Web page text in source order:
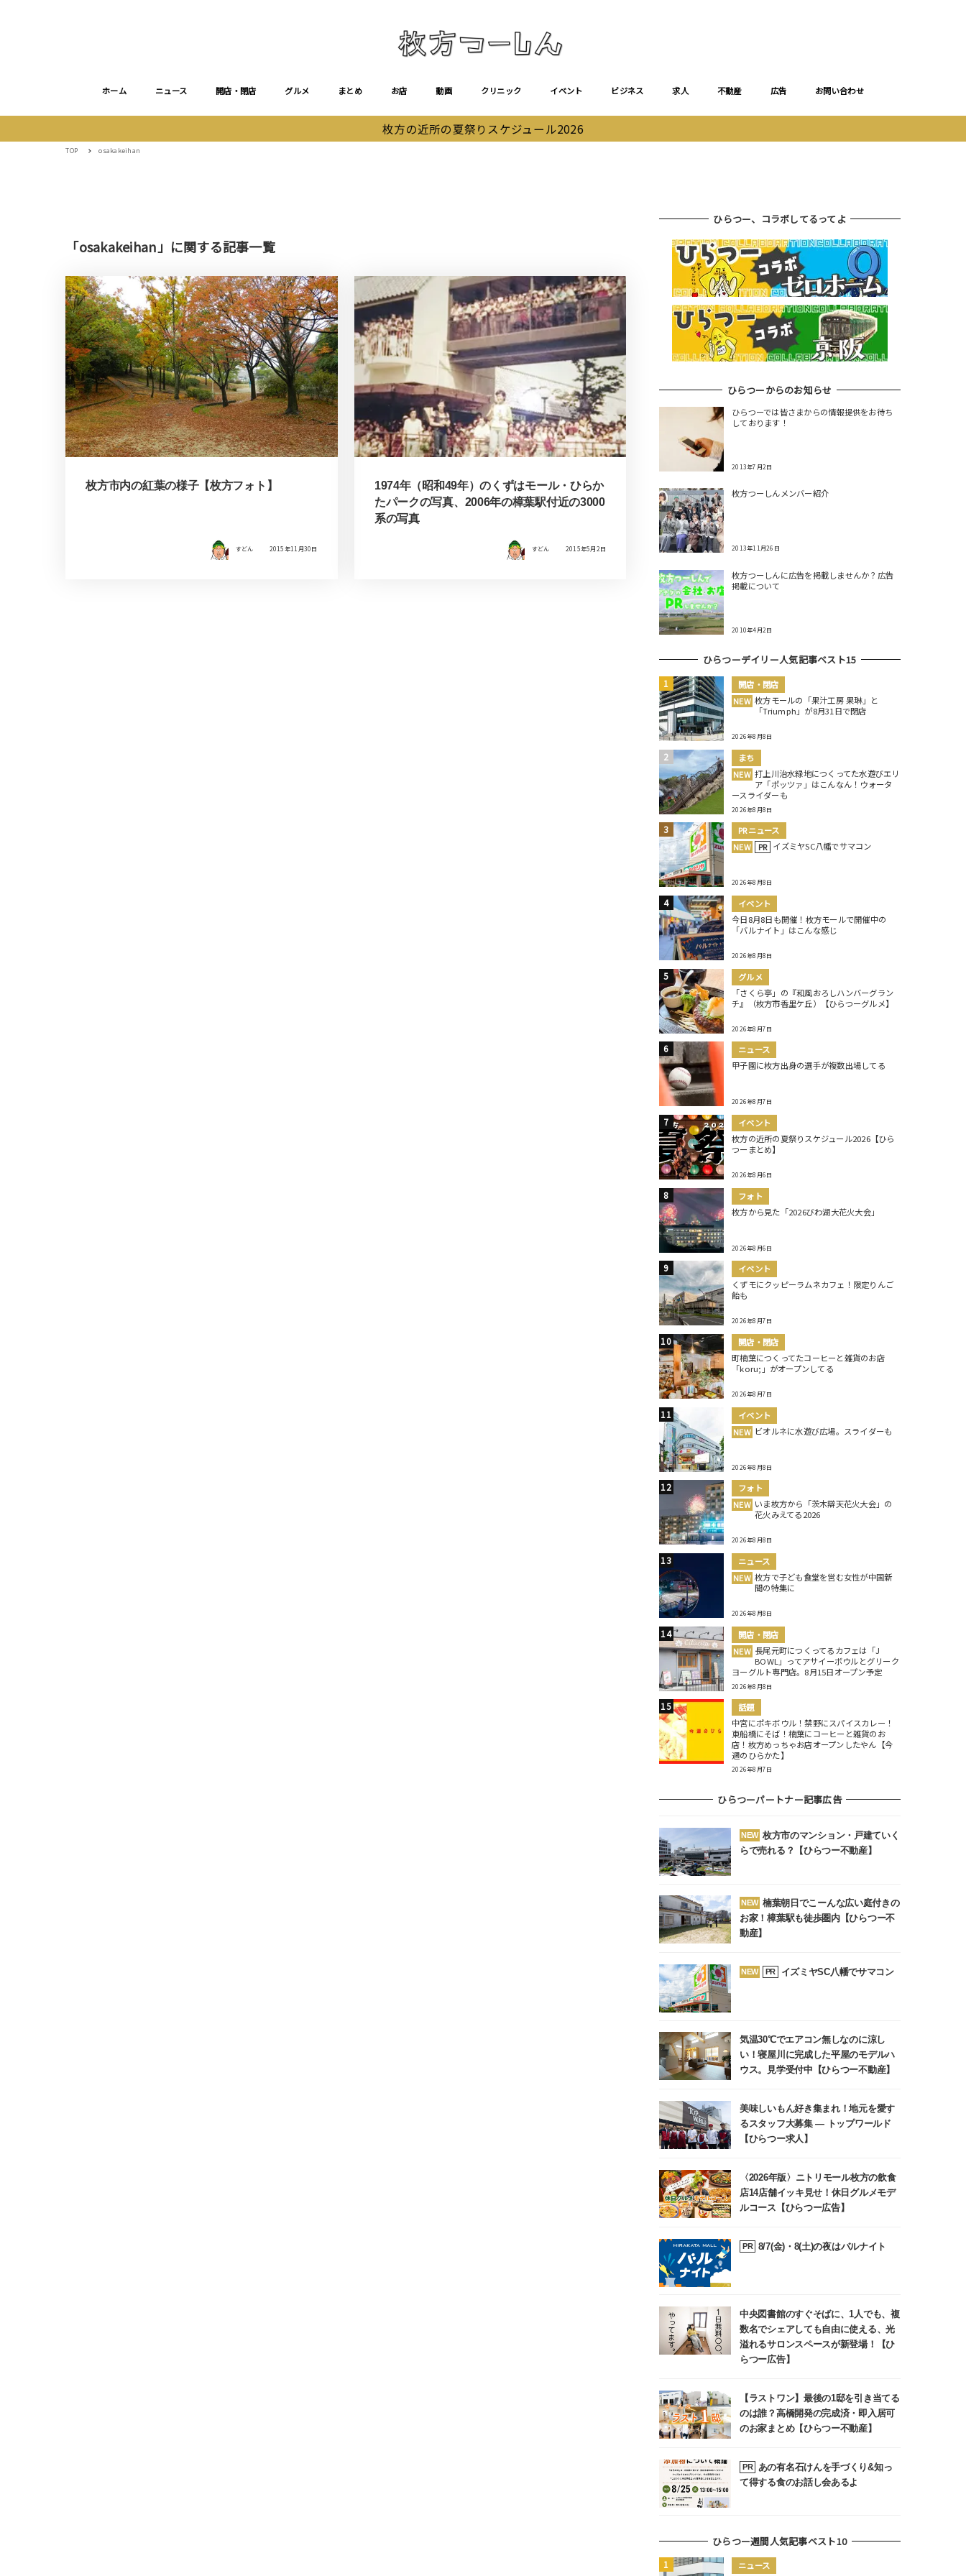
ホーム ニュース 開店・閉店 グルメ まとめ お店 動画 クリニック イベント ビジネス 求人 不動産 広告 お問い合わせ
枚方の近所の夏祭りスケジュール2026
TOP osakakeihan
「osakakeihan」に関する記事一覧
枚方市内の紅葉の様子【枚方フォト】
すどん 2015年11月30日
1974年（昭和49年）のくずはモール・ひらか
たパークの写真、2006年の樟葉駅付近の3000
系の写真
すどん 2015年5月2日
ひらつー、コラボしてるってよ
ひらつーからのお知らせ
ひらつーでは皆さまからの情報提供をお待ち
しております！
2013年7月2日
枚方つーしんメンバー紹介
2013年11月26日
枚方つーしんに広告を掲載しませんか？広告
掲載について
2010年4月2日
ひらつーデイリー人気記事ベスト15
開店・閉店
NEW 枚方モールの「果汁工房 果琳」と
「Triumph」が8月31日で閉店
2026年8月8日
まち
NEW 打上川治水緑地につくってた水遊びエリ
ア「ポッツァ」はこんなん！ウォータ
ースライダーも
2026年8月8日
PRニュース
NEW
PR イズミヤSC八幡でサマコン
2026年8月8日
イベント
今日8月8日も開催！枚方モールで開催中の
「バルナイト」はこんな感じ
2026年8月8日
グルメ
「さくら亭」の『和風おろしハンバーグラン
チ』（枚方市香里ケ丘）【ひらつーグルメ】
2026年8月7日
ニュース
甲子園に枚方出身の選手が複数出場してる
2026年8月7日
イベント
枚方の近所の夏祭りスケジュール2026【ひら
つーまとめ】
2026年8月6日
フォト
枚方から見た「2026びわ湖大花火大会」
2026年8月6日
イベント
くずモにクッピーラムネカフェ！限定りんご
飴も
2026年8月7日
開店・閉店
町楠葉につくってたコーヒーと雑貨のお店
「koru;」がオープンしてる
2026年8月7日
イベント
NEW ビオルネに水遊び広場。スライダーも
2026年8月8日
フォト
NEW いま枚方から「茨木辯天花火大会」の
花火みえてる2026
2026年8月8日
ニュース
NEW 枚方で子ども食堂を営む女性が中国新
聞の特集に
2026年8月8日
開店・閉店
NEW 長尾元町につくってるカフェは「J
BOWL」ってアサイーボウルとグリーク
ヨーグルト専門店。8月15日オープン予定
2026年8月8日
話題
中宮にポキボウル！禁野にスパイスカレー！
東船橋にそば！楠葉にコーヒーと雑貨のお
店！枚方めっちゃお店オープンしたやん【今
週のひらかた】
2026年8月7日
ひらつーパートナー記事広告
NEW 枚方市のマンション・戸建ていく
らで売れる？【ひらつー不動産】
NEW 楠葉朝日でこーんな広い庭付きの
お家！樟葉駅も徒歩圏内【ひらつー不
動産】
NEW PR イズミヤSC八幡でサマコン
気温30℃でエアコン無しなのに涼し
い！寝屋川に完成した平屋のモデルハ
ウス。見学受付中【ひらつー不動産】
美味しいもん好き集まれ！地元を愛す
るスタッフ大募集 ― トップワールド
【ひらつー求人】
〈2026年版〉ニトリモール枚方の飲食
店14店舗イッキ見せ！休日グルメモデ
ルコース【ひらつー広告】
PR 8/7(金)・8(土)の夜はバルナイト
中央図書館のすぐそばに、1人でも、複
数名でシェアしても自由に使える、光
溢れるサロンスペースが新登場！【ひ
らつー広告】
【ラストワン】最後の1邸を引き当てる
のは誰？高橋開発の完成済・即入居可
のお家まとめ【ひらつー不動産】
PR
あの有名石けんを手づくり&知っ
て得する食のお話し会あるよ
ひらつー週間人気記事ベスト10
ニュース